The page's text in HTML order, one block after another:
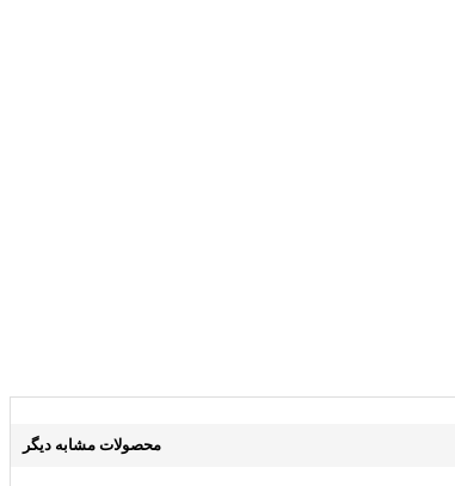
محصولات مشابه دیگر